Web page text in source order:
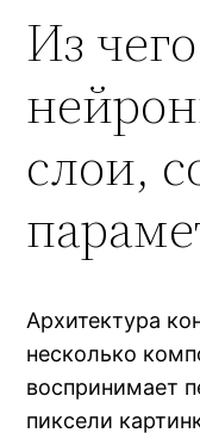
Из
слои,
Архитектура
несколько
воспринимает
пиксели